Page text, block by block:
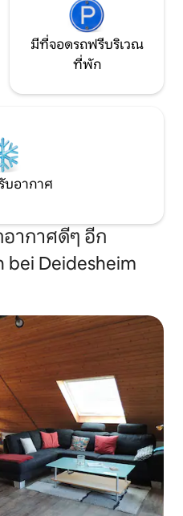
มีที่จอดรถฟรีบริเวณ
ที่พัก
บอากาศ
ากาศดีๆ อีก
bei Deidesheim